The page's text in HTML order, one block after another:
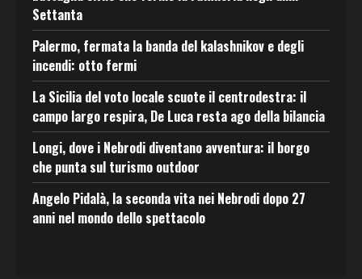
Settanta
Palermo, fermata la banda del kalashnikov e degli
incendi: otto fermi
La Sicilia del voto locale scuote il centrodestra: il
campo largo respira, De Luca resta ago della bilancia
Longi, dove i Nebrodi diventano avventura: il borgo
che punta sul turismo outdoor
Angelo Pidalà, la seconda vita nei Nebrodi dopo 27
anni nel mondo dello spettacolo